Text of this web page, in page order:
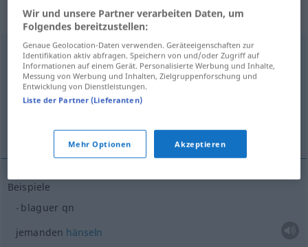
„blaguer“: verbe transitif
blaguer [blage]v/t FAM
Übersicht aller Übersetzungen
(Für mehr Details die Übersetzung anklicken/antippen)
jemanden hänseln...
Beispiele
blaguer qn
jemanden hänseln
Wir und unsere Partner verarbeiten Daten, um
Folgendes bereitzustellen:
Genaue Geolocation-Daten verwenden. Geräteeigenschaften zur
Identifikation aktiv abfragen. Speichern von und/oder Zugriff auf
Informationen auf einem Gerät. Personalisierte Werbung und Inhalte,
Messung von Werbung und Inhalten, Zielgruppenforschung und
Entwicklung von Dienstleistungen.
Liste der Partner (Lieferanten)
Mehr Optionen Akzeptieren